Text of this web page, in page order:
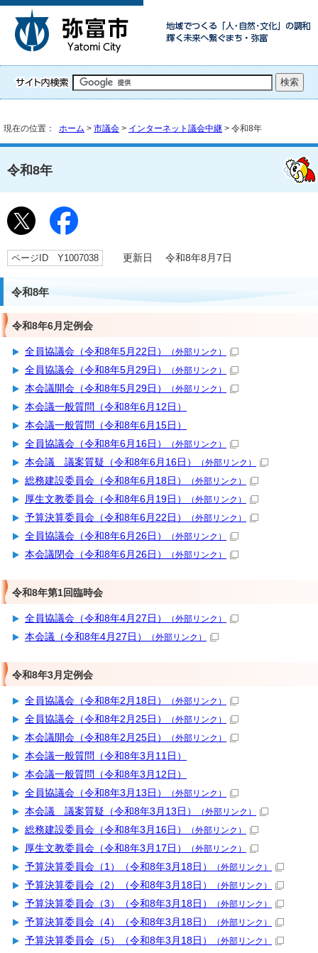
現在の位置： ホーム > 市議会 > インターネット議会中継 > 令和8年
令和8年
ページID Y1007038 更新日 令和8年8月7日
令和8年
令和8年6月定例会
全員協議会（令和8年5月22日） （外部リンク）
全員協議会（令和8年5月29日） （外部リンク）
本会議開会（令和8年5月29日） （外部リンク）
本会議一般質問（令和8年6月12日）
本会議一般質問（令和8年6月15日）
全員協議会（令和8年6月16日）
（外部リンク）
本会議 議案質疑（令和8年6月16日） （外部リンク）
総務建設委員会（令和8年6月18日） （外部リンク）
厚生文教委員会（令和8年6月19日） （外部リンク）
予算決算委員会（令和8年6月22日） （外部リンク）
全員協議会（令和8年6月26日） （外部リンク）
本会議閉会（令和8年6月26日） （外部リンク）
令和8年第1回臨時会
全員協議会（令和8年4月27日） （外部リンク）
本会議（令和8年4月27日） （外部リンク）
令和8年3月定例会
全員協議会（令和8年2月18日） （外部リンク）
全員協議会（令和8年2月25日） （外部リンク）
本会議開会（令和8年2月25日） （外部リンク）
本会議一般質問（令和8年3月11日）
本会議一般質問（令和8年3月12日）
全員協議会（令和8年3月13日）
（外部リンク）
本会議 議案質疑（令和8年3月13日） （外部リンク）
総務建設委員会（令和8年3月16日） （外部リンク）
厚生文教委員会（令和8年3月17日） （外部リンク）
予算決算委員会（1）（令和8年3月18日） （外部リンク）
予算決算委員会（2）（令和8年3月18日） （外部リンク）
予算決算委員会（3）（令和8年3月18日） （外部リンク）
予算決算委員会（4）（令和8年3月18日） （外部リンク）
予算決算委員会（5）（令和8年3月18日） （外部リンク）